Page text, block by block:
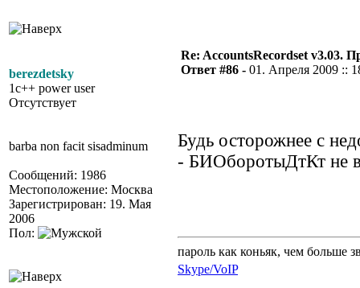
berezdetsky
1c++ power user
Отсутствует
barba non facit sisadminum
Сообщений: 1986
Местоположение: Москва
Зарегистрирован: 19. Мая
2006
Пол:
Re: AccountsRecordset v3.03.
Ответ #86 - 01. Апреля 2009 ::
Будь осторожнее с
- БИОборотыДтКт не
пароль как коньяк, чем больше
Skype/VoIP